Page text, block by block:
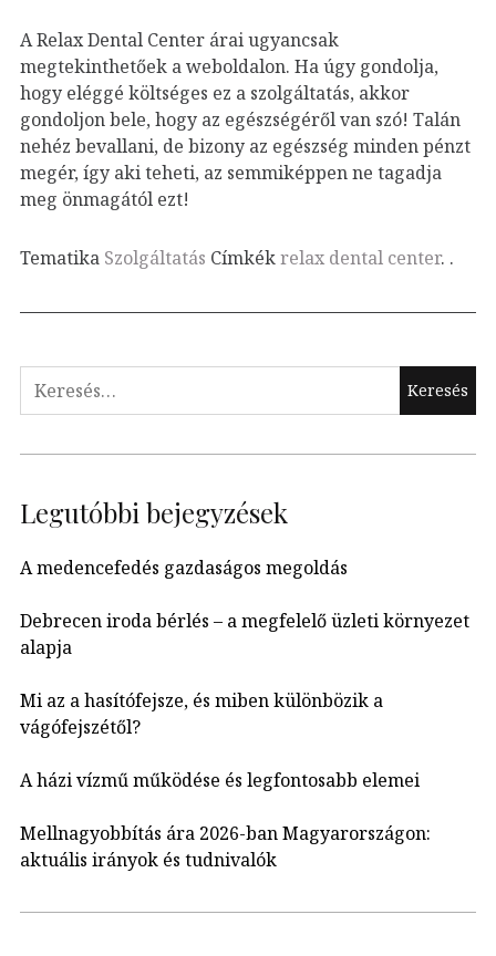
A Relax Dental Center árai ugyancsak
megtekinthetőek a weboldalon. Ha úgy gondolja,
hogy eléggé költséges ez a szolgáltatás, akkor
gondoljon bele, hogy az egészségéről van szó! Talán
nehéz bevallani, de bizony az egészség minden pénzt
megér, így aki teheti, az semmiképpen ne tagadja
meg önmagától ezt!
Tematika Szolgáltatás Címkékrelax dental center. .
Keresés:
Legutóbbi bejegyzések
A medencefedés gazdaságos megoldás
Debrecen iroda bérlés – a megfelelő üzleti környezet
alapja
Mi az a hasítófejsze, és miben különbözik a
vágófejszétől?
A házi vízmű működése és legfontosabb elemei
Mellnagyobbítás ára 2026-ban Magyarországon:
aktuális irányok és tudnivalók